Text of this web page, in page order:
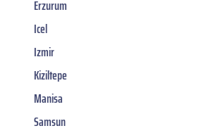
Erzurum
Icel
Izmir
Kiziltepe
Manisa
Samsun